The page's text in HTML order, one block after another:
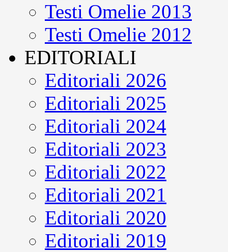
Testi Omelie 2013
Testi Omelie 2012
EDITORIALI
Editoriali 2026
Editoriali 2025
Editoriali 2024
Editoriali 2023
Editoriali 2022
Editoriali 2021
Editoriali 2020
Editoriali 2019